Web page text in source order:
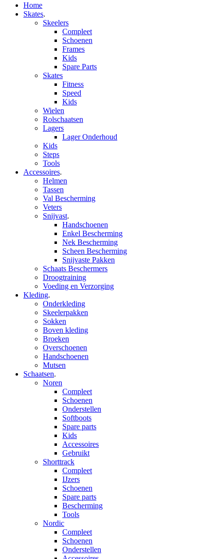
Home
Skates.
Skeelers
Compleet
Schoenen
Frames
Kids
Spare Parts
Skates
Fitness
Speed
Kids
Wielen
Rolschaatsen
Lagers
Lager Onderhoud
Kids
Steps
Tools
Accessoires.
Helmen
Tassen
Val Bescherming
Veters
Snijvast.
Handschoenen
Enkel Bescherming
Nek Bescherming
Scheen Bescherming
Snijvaste Pakken
Schaats Beschermers
Droogtraining
Voeding en Verzorging
Kleding.
Onderkleding
Skeelerpakken
Sokken
Boven kleding
Broeken
Overschoenen
Handschoenen
Mutsen
Schaatsen.
Noren
Compleet
Schoenen
Onderstellen
Softboots
Spare parts
Kids
Accessoires
Gebruikt
Shorttrack
Compleet
IJzers
Schoenen
Spare parts
Bescherming
Tools
Nordic
Compleet
Schoenen
Onderstellen